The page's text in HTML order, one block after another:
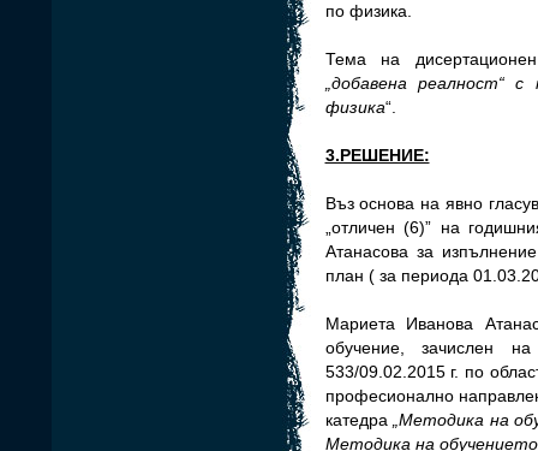
по физика.
Тема на
„добавена реалност“
физика“.
3.РЕШЕНИЕ:
Въз основа на явно
„отличен (6)” на
Атанасова за
план ( за периода
Мариета Иванова
обучение, зачислен
533/09.02.2015 г. по
професионално
катедра
„Методика на
Методика на